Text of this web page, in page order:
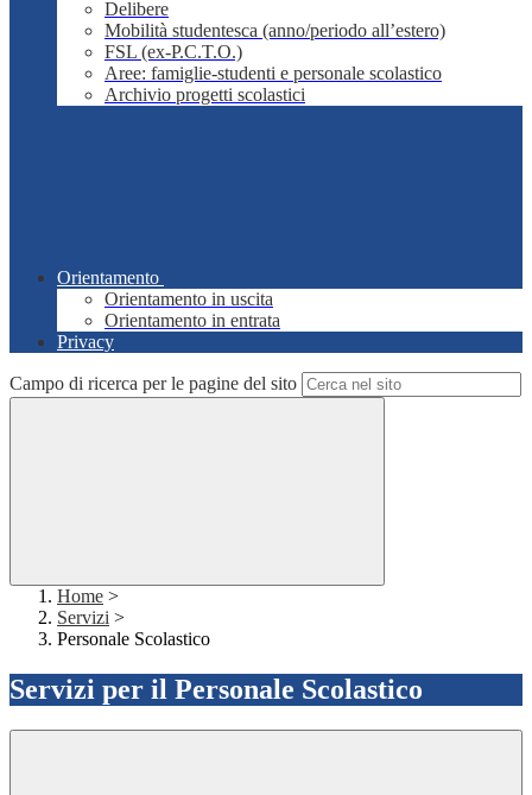
Delibere
Mobilità studentesca (anno/periodo all’estero)
FSL (ex-P.C.T.O.)
Aree: famiglie-studenti e personale scolastico
Archivio progetti scolastici
Orientamento
Orientamento in uscita
Orientamento in entrata
Privacy
Campo di ricerca per le pagine del sito
Home >
Servizi >
Personale Scolastico
Servizi per il Personale Scolastico